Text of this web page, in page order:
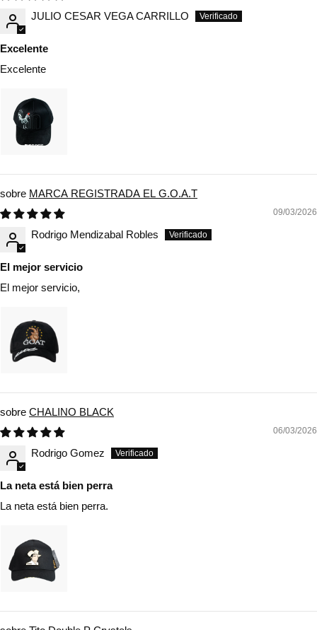
JULIO CESAR VEGA CARRILLO
Excelente
Excelente
MARCA REGISTRADA EL G.O.A.T
09/03/2026
Rodrigo Mendizabal Robles
El mejor servicio
El mejor servicio,
CHALINO BLACK
06/03/2026
Rodrigo Gomez
La neta está bien perra
La neta está bien perra.